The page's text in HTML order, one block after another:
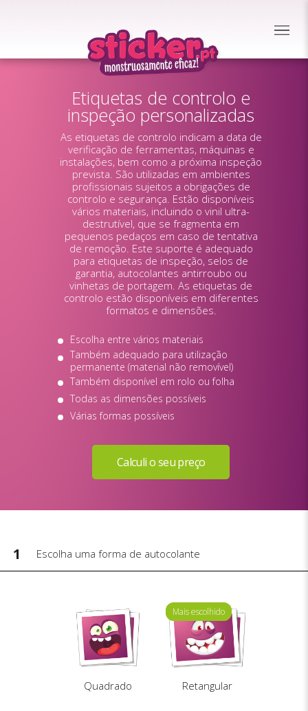
Etiquetas de controlo e
inspeção personalizadas
As etiquetas de controlo indicam a data de
verificação de ferramentas, máquinas e
instalações, bem como a próxima inspeção
prevista. São utilizadas em ambientes
profissionais sujeitos a obrigações de
controlo e segurança. Estão disponíveis
vários materiais, incluindo o vinil ultra-
destrutível, que se fragmenta em
pequenos pedaços em caso de tentativa
de remoção. Este suporte é adequado
para etiquetas de inspeção, selos de
garantia, autocolantes antirroubo ou
vinhetas de portagem. As etiquetas de
controlo estão disponíveis em diferentes
formatos e dimensões.
Escolha entre vários materiais
Também adequado para utilização
permanente (material não removível)
Também disponível em rolo ou folha
Todas as dimensões possíveis
Várias formas possíveis
1 Escolha uma forma de autocolante
Quadrado
Mais escolhido
Mais escolhido
Retangular